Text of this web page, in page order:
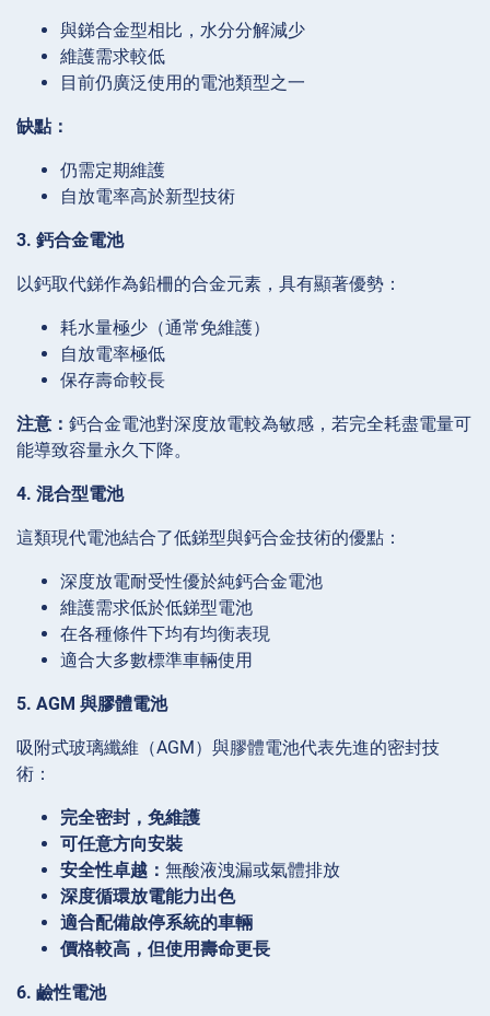
與銻合金型相比，水分分解減少
維護需求較低
目前仍廣泛使用的電池類型之一
缺點：
仍需定期維護
自放電率高於新型技術
3. 鈣合金電池
以鈣取代銻作為鉛柵的合金元素，具有顯著優勢：
耗水量極少（通常免維護）
自放電率極低
保存壽命較長
注意： 鈣合金電池對深度放電較為敏感，若完全耗盡電量可
能導致容量永久下降。
4. 混合型電池
這類現代電池結合了低銻型與鈣合金技術的優點：
深度放電耐受性優於純鈣合金電池
維護需求低於低銻型電池
在各種條件下均有均衡表現
適合大多數標準車輛使用
5. AGM 與膠體電池
吸附式玻璃纖維（AGM）與膠體電池代表先進的密封技
術：
完全密封，免維護
可任意方向安裝
安全性卓越： 無酸液洩漏或氣體排放
深度循環放電能力出色
適合配備啟停系統的車輛
價格較高，但使用壽命更長
6. 鹼性電池